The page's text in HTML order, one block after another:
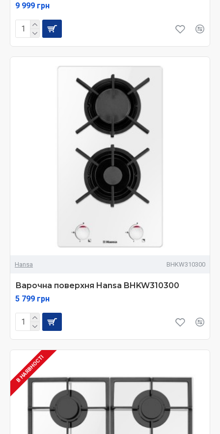
9 999 грн
Hansa BHKW310300
Варочна поверхня Hansa BHKW310300
5 799 грн
В НАЯВНОСТІ